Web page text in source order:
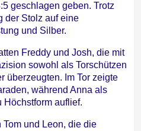
geschlagen geben. Trotz
der Stolz auf eine
und Silber.
Freddy und Josh, die mit
sowohl als Torschützen
überzeugten. Im Tor zeigte
während Anna als
Höchstform auflief.
und Leon, die die